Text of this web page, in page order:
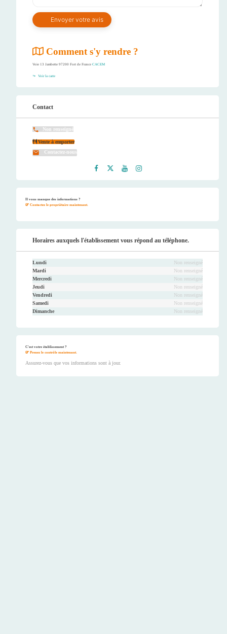
Comment s'y rendre ?
Voie 13 Jambette 97200 Fort de France CACEM
Voir la carte
Contact
Non renseigné
Vente à emporter
Contactez-nous
Il vous manque des informations ?
Contactez le propriétaire maintenant.
Horaires auxquels l'établissement vous répond au téléphone.
Lundi
Non renseigné
Mardi
Non renseigné
Mercredi
Non renseigné
Jeudi
Non renseigné
Vendredi
Non renseigné
Samedi
Non renseigné
Dimanche
Non renseigné
C'est votre établissement ?
Prenez le contrôle maintenant.
Assurez-vous que vos informations sont à jour.